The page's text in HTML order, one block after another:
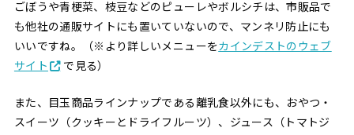
ごぼうや青梗菜、枝豆などのピューレやボルシチは、市販品で
も他社の通販サイトにも置いていないので、マンネリ防止にも
いいですね。（※より詳しいメニューをカインデストのウェブ
サイト
で見る）
また、目玉商品ラインナップである離乳食以外にも、おやつ・
スイーツ（クッキーとドライフルーツ）、ジュース（トマトジ